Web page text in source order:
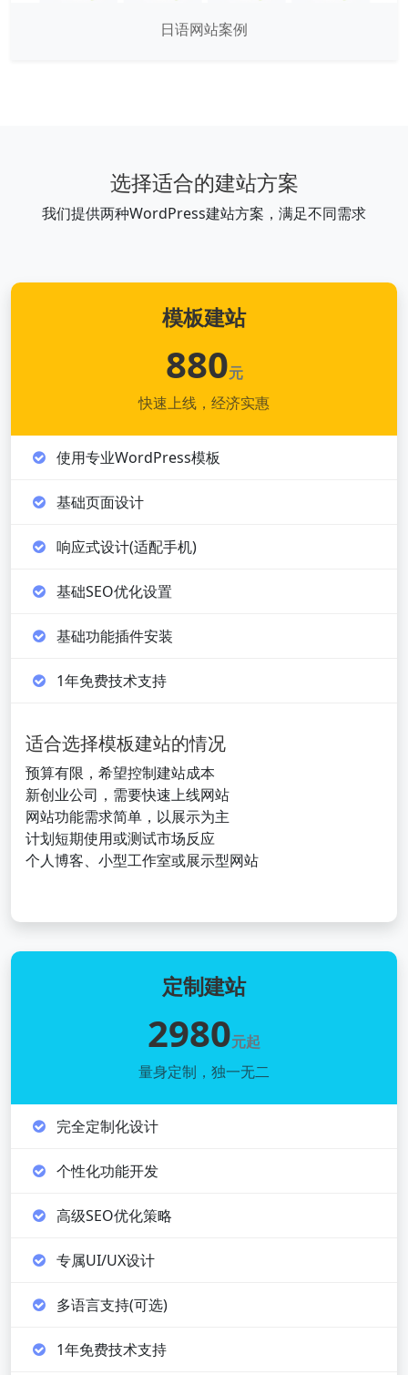
日语网站案例
选择适合的建站方案
我们提供两种WordPress建站方案，满足不同需求
模板建站
880元
快速上线，经济实惠
使用专业WordPress模板
基础页面设计
响应式设计(适配手机)
基础SEO优化设置
基础功能插件安装
1年免费技术支持
适合选择模板建站的情况
预算有限，希望控制建站成本
新创业公司，需要快速上线网站
网站功能需求简单，以展示为主
计划短期使用或测试市场反应
个人博客、小型工作室或展示型网站
定制建站
2980元起
量身定制，独一无二
完全定制化设计
个性化功能开发
高级SEO优化策略
专属UI/UX设计
多语言支持(可选)
1年免费技术支持